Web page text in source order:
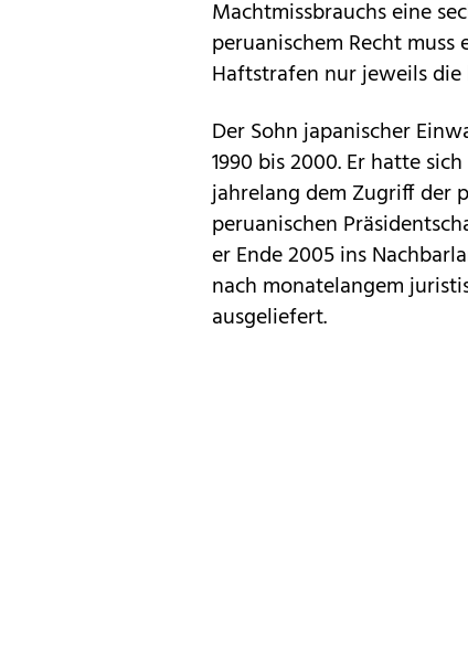
Machtmissbrauchs eine
peruanischem Recht
Haftstrafen nur jeweils die
Der Sohn japanischer
1990 bis 2000. Er hatte
jahrelang dem Zugriff der
peruanischen
er Ende 2005 ins
nach monatelangem
ausgeliefert.